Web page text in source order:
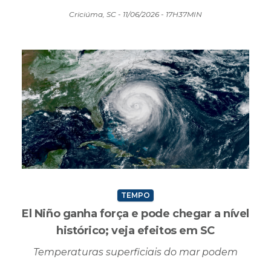
Criciúma, SC - 11/06/2026 - 17H37MIN
TEMPO
El Niño ganha força e pode chegar a nível
histórico; veja efeitos em SC
Temperaturas superficiais do mar podem